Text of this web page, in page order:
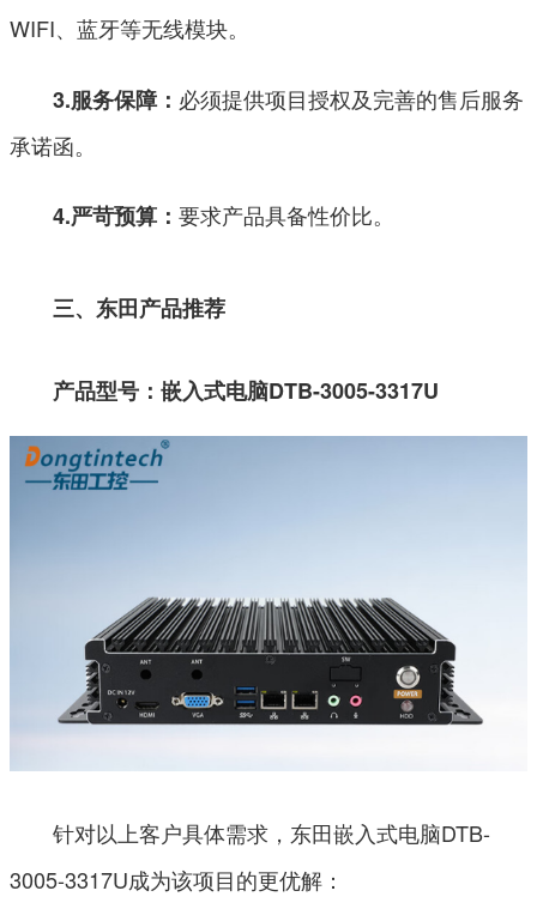
WIFI、蓝牙等无线模块。
3.服务保障： 必须提供项目授权及完善的售后服务
承诺函。
4.严苛预算：要求产品具备性价比。
三、东田产品推荐
产品型号：嵌入式电脑DTB-3005-3317U
针对以上客户具体需求，东田嵌入式电脑DTB-
3005-3317U成为该项目的更优解：